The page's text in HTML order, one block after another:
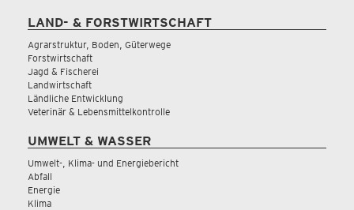
LAND- & FORSTWIRTSCHAFT
Agrarstruktur, Boden, Güterwege
Forstwirtschaft
Jagd & Fischerei
Landwirtschaft
Ländliche Entwicklung
Veterinär & Lebensmittelkontrolle
UMWELT & WASSER
Umwelt-, Klima- und Energiebericht
Abfall
Energie
Klima